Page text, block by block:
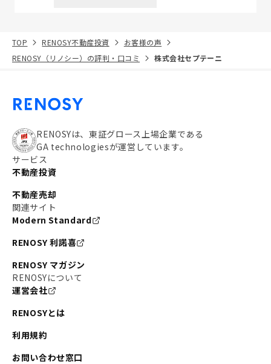
TOP RENOSY不動産投資
お客様の声
RENOSY（リノシー）の評判・口コミ
株式会社セプテーニ
RENOSYは、東証グロース上場企業である
GA technologiesが運営しています。
サービス
不動産投資
不動産売却
関連サイト
Modern Standard
RENOSY 利諾喜
RENOSY マガジン
RENOSYについて
運営会社
RENOSYとは
利用規約
お問い合わせ窓口